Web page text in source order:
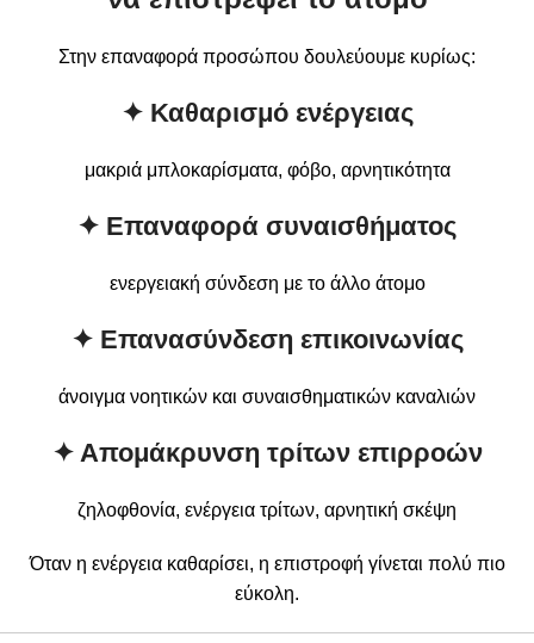
Στην επαναφορά προσώπου δουλεύουμε κυρίως:
✦ Καθαρισμό ενέργειας
μακριά μπλοκαρίσματα, φόβο, αρνητικότητα
✦ Επαναφορά συναισθήματος
ενεργειακή σύνδεση με το άλλο άτομο
✦ Επανασύνδεση επικοινωνίας
άνοιγμα νοητικών και συναισθηματικών καναλιών
✦ Απομάκρυνση τρίτων επιρροών
ζηλοφθονία, ενέργεια τρίτων, αρνητική σκέψη
Όταν η ενέργεια καθαρίσει, η επιστροφή γίνεται πολύ πιο
εύκολη.